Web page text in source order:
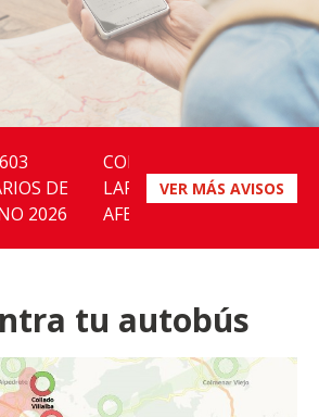
DE
2026
CORTE JESUSA
LARA LÍNEAS
AFECTADAS
VER MÁS AVISOS
tu autobús